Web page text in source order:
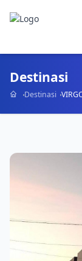
Destinasi
Destinasi